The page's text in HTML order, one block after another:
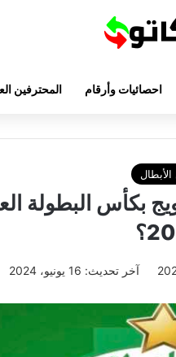
احصائيات وأرقام المحترفين
بكأس البطولة
آخر تحديث: 16 يونيو، 2024